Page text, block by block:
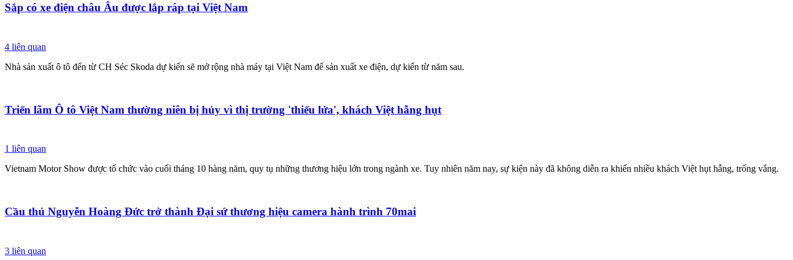
Sắp có xe điện châu Âu được lắp ráp tại Việt Nam
4 liên quan
Nhà sản xuất ô tô đến từ CH Séc Skoda dự kiến sẽ mở rộng nhà máy tại Việt Nam để sản xuất xe điện, dự kiến từ năm sau.
Triển lãm Ô tô Việt Nam thường niên bị hủy vì thị trường 'thiếu lửa', khách Việt hẫng hụt
1 liên quan
Vietnam Motor Show được tổ chức vào cuối tháng 10 hàng năm, quy tụ những thương hiệu lớn trong ngành xe. Tuy nhiên năm nay, sự kiện này đã không diễn ra khiến nhiều khách Việt hụt hẫng, trống vắng.
Cầu thủ Nguyễn Hoàng Đức trở thành Đại sứ thương hiệu camera hành trình 70mai
3 liên quan